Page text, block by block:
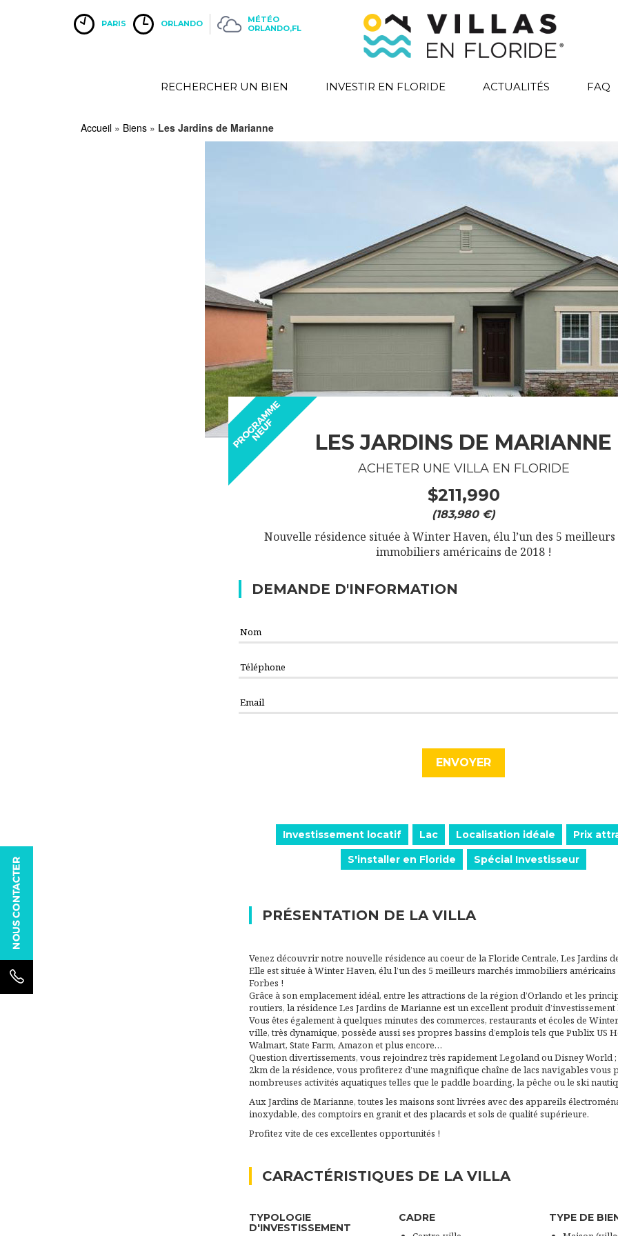
PARIS ORLANDO
MÉTÉO
ORLANDO,FL
RECHERCHER UN BIEN INVESTIR EN FLORIDE ACTUALITÉS FAQ
Accueil » Biens » Les Jardins de Marianne
LES JARDINS DE MARIANNE
ACHETER UNE VILLA EN FLORIDE
$211,990
(183,980 €)
Nouvelle résidence située à Winter Haven, élu l’un des 5 meilleurs
immobiliers américains de 2018 !
DEMANDE D'INFORMATION
Investissement locatif Lac Localisation idéale
Prix
S'installer en Floride
Spécial Investisseur
PRÉSENTATION DE LA VILLA
Venez découvrir notre nouvelle résidence au coeur de la Floride Centrale, Les Jardins
Elle est située à Winter Haven, élu l’un des 5 meilleurs marchés immobiliers américains
Forbes !
Grâce à son emplacement idéal, entre les attractions de la région d’Orlando et les
routiers, la résidence Les Jardins de Marianne est un excellent produit d’investissement
Vous êtes également à quelques minutes des commerces, restaurants et écoles de
ville, très dynamique, possède aussi ses propres bassins d’emplois tels que Publix US
Walmart, State Farm, Amazon et plus encore…
Question divertissements, vous rejoindrez très rapidement Legoland ou Disney World ;
2km de la résidence, vous profiterez d’une magnifique chaîne de lacs navigables vous
nombreuses activités aquatiques telles que le paddle boarding, la pêche ou le ski
Aux Jardins de Marianne, toutes les maisons sont livrées avec des appareils
inoxydable, des comptoirs en granit et des placards et sols de qualité supérieure.
Profitez vite de ces excellentes opportunités !
CARACTÉRISTIQUES DE LA VILLA
TYPOLOGIE
D'INVESTISSEMENT
CADRE
TYPE DE